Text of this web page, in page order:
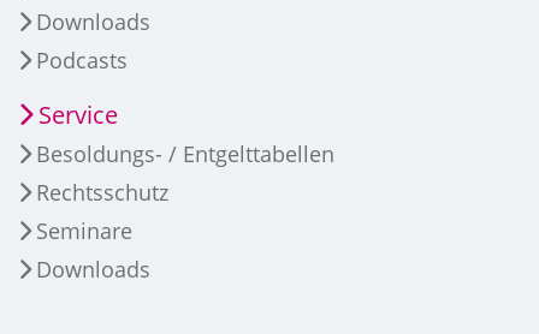
Downloads
Podcasts
Service
Besoldungs- / Entgelttabellen
Rechtsschutz
Seminare
Downloads